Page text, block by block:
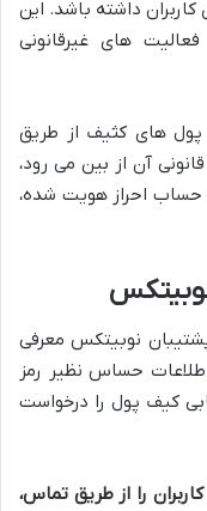
داشته باشد. این
های غیرقانونی
های کثیف از طریق
آن از بین می رود،
حساب احراز هویت شده،
نوبیتکس معرفی
حساس نظیر رمز
کیف پول را درخواست
را از طریق تماس،